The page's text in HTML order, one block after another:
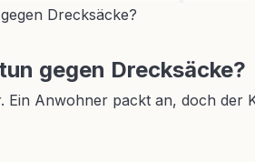
Drecksäcke?
gegen Drecksäcke?
Anwohner packt an, doch